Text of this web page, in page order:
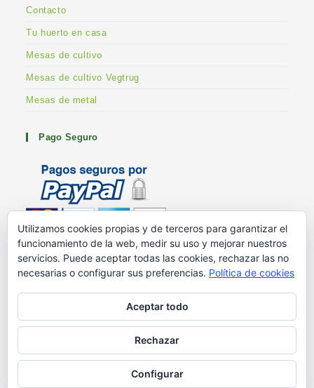
Contacto
Tu huerto en casa
Mesas de cultivo
Mesas de cultivo Vegtrug
Mesas de metal
Pago Seguro
Metodos de pago
G+ Huertoshop
Blog – Ayuda en el huerto Mesas de cultivo
¿Quiénes somos?
Utilizamos cookies propias y de terceros para garantizar el
funcionamiento de la web, medir su uso y mejorar nuestros
servicios. Puede aceptar todas las cookies, rechazar las no
necesarias o configurar sus preferencias. Política de cookies
Aceptar todo
Rechazar
Configurar